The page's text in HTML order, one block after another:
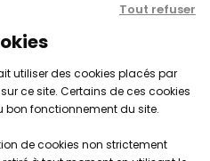
utiliser des cookies placés par
ce site. Certains de ces cookies
bon fonctionnement du site.
de cookies non strictement
Tout refuser

client 
